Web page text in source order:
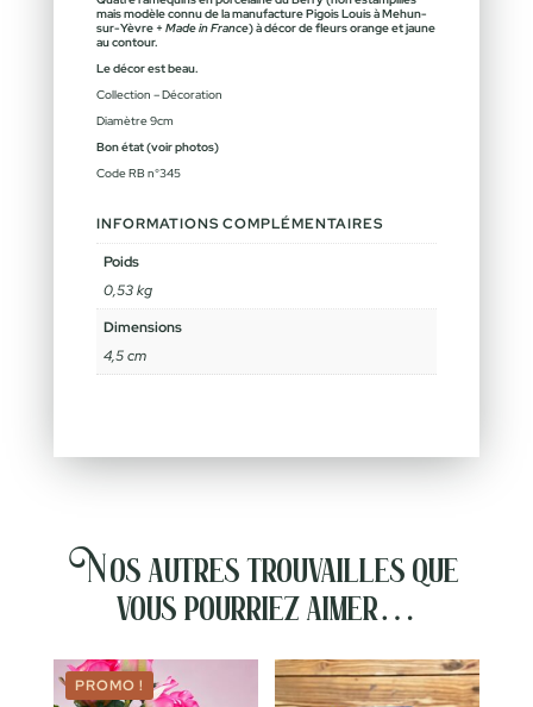
mais modèle connu de la manufacture Pigois Louis à Mehun-
sur-Yèvre + Made in France) à décor de fleurs orange et jaune
au contour.
Le décor est beau.
Collection – Décoration
Diamètre 9cm
Bon état (voir photos)
Code RB n°345
INFORMATIONS COMPLÉMENTAIRES
Poids
0,53 kg
Dimensions
4,5 cm
Nos autres trouvailles que
vous pourriez aimer…
PROMO !